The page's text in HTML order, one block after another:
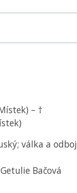
– †
válka a odboj
Bačová